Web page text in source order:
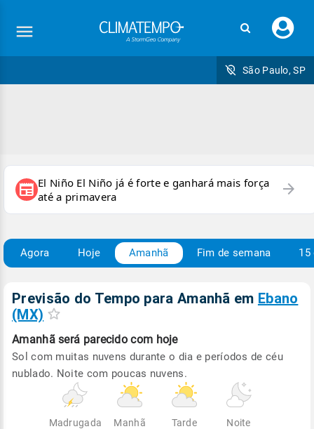
seu
São Paulo, SP
newspaper El Niño El Niño já é forte e ganhará mais força
até a primavera
arrow_forward
Agora Hoje Amanhã Fim de semana 15
Previsão do Tempo para Amanhã em Ebano
(MX)
Amanhã será parecido com hoje
Sol com muitas nuvens durante o dia e períodos de céu
nublado. Noite com poucas nuvens.
Madrugada Manhã Tarde Noite